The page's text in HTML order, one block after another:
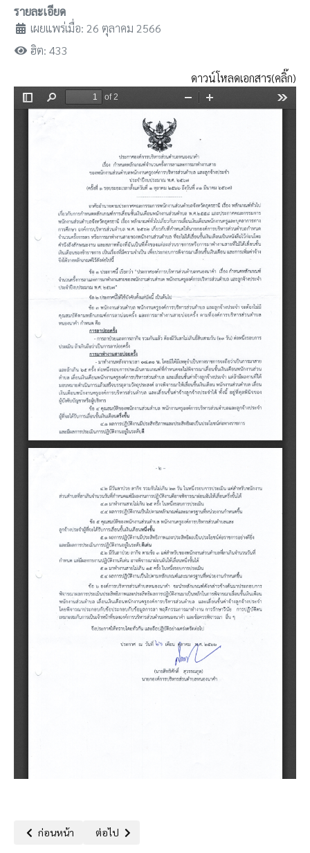
รายละเอียด
เผยแพร่เมื่อ: 26 ตุลาคม 2566
ฮิต: 433
ดาวน์โหลดเอกสาร(คลิ๊ก)
เนื้อหาก่อนหน้า: ประกาศองค์การบริหารส่วนตำบลหนองนาคำเรื่อง ก
ก่อนหน้า เนื้อหาถัดไป: ประกาศองค์การบริหารส่วนตำบลหนอง
ต่อไป